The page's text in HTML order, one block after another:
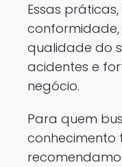
Essas
qualidade do
acidentes e
negócio.
Para quem
conhecimento